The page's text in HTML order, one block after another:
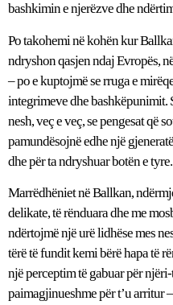
bashkimin e njerëzve dhe
Po takohemi në kohën kur
ndryshon qasjen ndaj Evropës,
– po e kuptojmë se rruga e
integrimeve dhe bashkëpunimit.
nesh, veç e veç, se pengesat që
pamundësojnë edhe një
dhe për ta ndryshuar botën e tyre.
Marrëdhëniet në Ballkan,
delikate, të rënduara dhe me
ndërtojmë një urë lidhëse mes
tërë të fundit kemi bërë hapa të
një perceptim të gabuar për
paimagjinueshme për t’u arritur